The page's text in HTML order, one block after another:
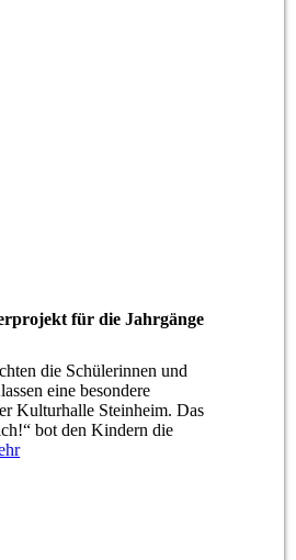
für die Jahrgänge
die Schülerinnen und
eine besondere
Kulturhalle Steinheim. Das
bot den Kindern die